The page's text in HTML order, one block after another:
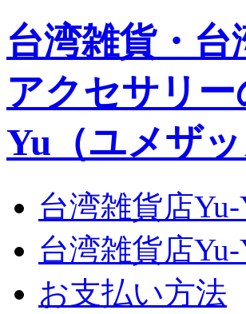
台湾雑貨・
アクセサリ
Yu（ユメザ
台湾雑貨店Yu-
台湾雑貨店
お支払い方法